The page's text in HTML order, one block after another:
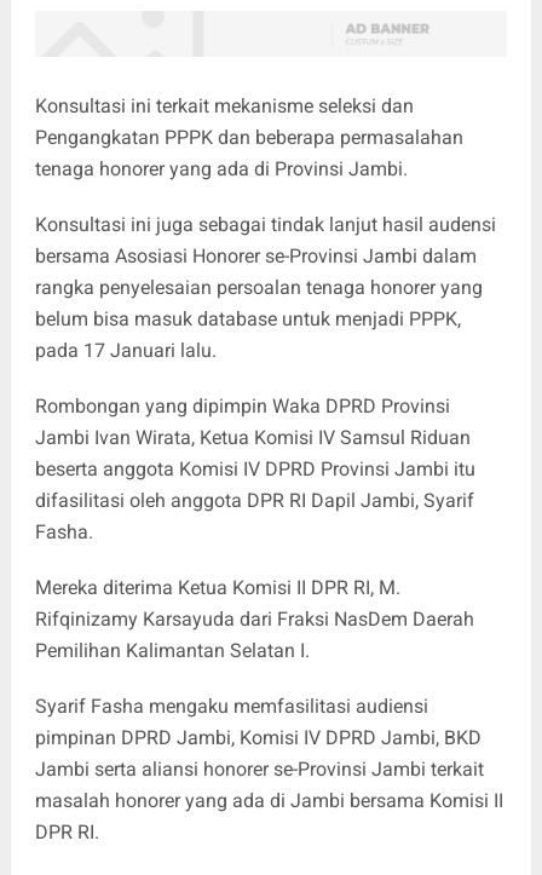
Konsultasi ini terkait mekanisme seleksi dan
Pengangkatan PPPK dan beberapa permasalahan
tenaga honorer yang ada di Provinsi Jambi.
Konsultasi ini juga sebagai tindak lanjut hasil audensi
bersama Asosiasi Honorer se-Provinsi Jambi dalam
rangka penyelesaian persoalan tenaga honorer yang
belum bisa masuk database untuk menjadi PPPK,
pada 17 Januari lalu.
Rombongan yang dipimpin Waka DPRD Provinsi
Jambi Ivan Wirata, Ketua Komisi IV Samsul Riduan
beserta anggota Komisi IV DPRD Provinsi Jambi itu
difasilitasi oleh anggota DPR RI Dapil Jambi, Syarif
Fasha.
Mereka diterima Ketua Komisi II DPR RI, M.
Rifqinizamy Karsayuda dari Fraksi NasDem Daerah
Pemilihan Kalimantan Selatan I.
Syarif Fasha mengaku memfasilitasi audiensi
pimpinan DPRD Jambi, Komisi IV DPRD Jambi, BKD
Jambi serta aliansi honorer se-Provinsi Jambi terkait
masalah honorer yang ada di Jambi bersama Komisi II
DPR RI.